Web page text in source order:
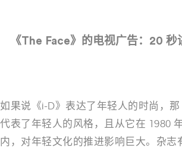
《The Face》的电视广告： 20 秒
如果说《i-D》表达了年轻人的时尚，那
代表了年轻人的风格，且从它在 1980
内，对年轻文化的推进影响巨大。 杂志